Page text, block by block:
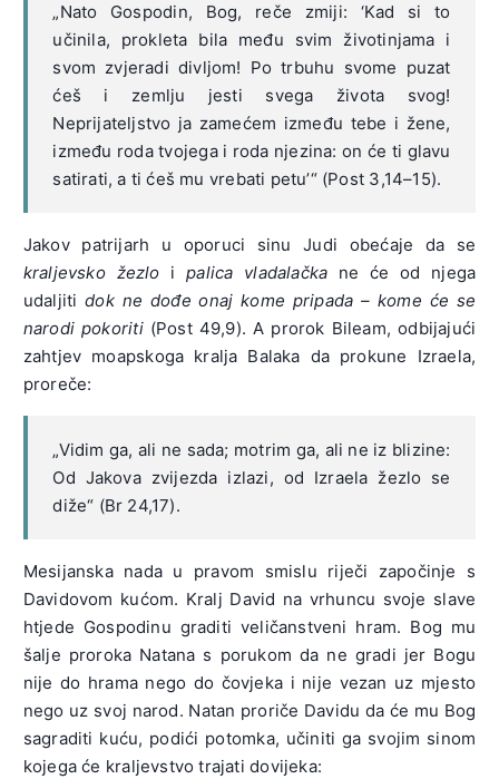
„Nato Gospodin, Bog, reče zmiji: ‘Kad si to
učinila, prokleta bila među svim životinjama i
svom zvjeradi divljom! Po trbuhu svome puzat
ćeš i zemlju jesti svega života svog!
Neprijateljstvo ja zamećem između tebe i žene,
između roda tvojega i roda njezina: on će ti glavu
satirati, a ti ćeš mu vrebati petu’“ (Post 3,14–15).
Jakov patrijarh u oporuci sinu Judi obećaje da se
kraljevsko žezlo ipalica vladalačka ne će od njega
udaljitidok ne dođe onaj kome pripada – kome će se
narodi pokoriti(Post 49,9). A prorok Bileam, odbijajući
zahtjev moapskoga kralja Balaka da prokune Izraela,
proreče:
„Vidim ga, ali ne sada; motrim ga, ali ne iz blizine:
Od Jakova zvijezda izlazi, od Izraela žezlo se
diže“ (Br 24,17).
Mesijanska nada u pravom smislu riječi započinje s
Davidovom kućom. Kralj David na vrhuncu svoje slave
htjede Gospodinu graditi veličanstveni hram. Bog mu
šalje proroka Natana s porukom da ne gradi jer Bogu
nije do hrama nego do čovjeka i nije vezan uz mjesto
nego uz svoj narod. Natan proriče Davidu da će mu Bog
sagraditi kuću, podići potomka, učiniti ga svojim sinom
kojega će kraljevstvo trajati dovijeka: